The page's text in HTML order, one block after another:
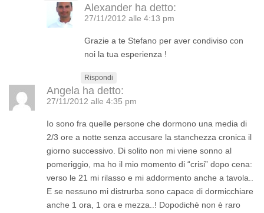
Alexander ha detto:
27/11/2012 alle 4:13 pm
Grazie a te Stefano per aver condiviso con
noi la tua esperienza !
Rispondi
Angela ha detto:
27/11/2012 alle 4:35 pm
Io sono fra quelle persone che dormono una media di
2/3 ore a notte senza accusare la stanchezza cronica il
giorno successivo. Di solito non mi viene sonno al
pomeriggio, ma ho il mio momento di “crisi” dopo cena:
verso le 21 mi rilasso e mi addormento anche a tavola..
E se nessuno mi distrurba sono capace di dormicchiare
anche 1 ora, 1 ora e mezza..! Dopodichè non è raro